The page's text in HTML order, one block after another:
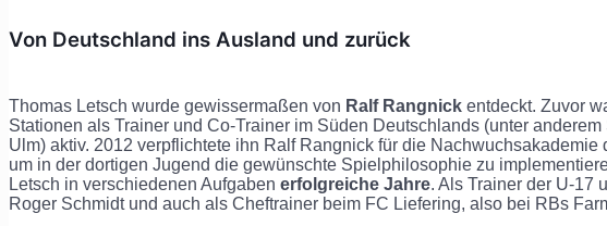
Von Deutschland ins Ausland und zurück
Thomas Letsch wurde gewissermaßen von Ralf Rangnick entdeckt. Zuvor
Stationen als Trainer und Co-Trainer im Süden Deutschlands (unter
Ulm) aktiv. 2012 verpflichtete ihn Ralf Rangnick für die Nachwuchsakademie
um in der dortigen Jugend die gewünschte Spielphilosophie zu
Letsch in verschiedenen Aufgaben erfolgreiche Jahre. Als Trainer der U-17
Roger Schmidt und auch als Cheftrainer beim FC Liefering, also bei RBs